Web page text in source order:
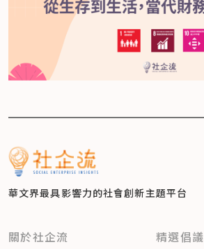
華文界最具影響力的社會創新主題平台
關於社企流 精選倡議